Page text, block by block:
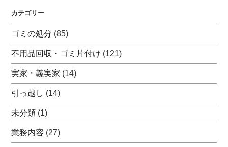
カテゴリー
ゴミの処分 (85)
不用品回収・ゴミ片付け (121)
実家・義実家 (14)
引っ越し (14)
未分類 (1)
業務内容 (27)